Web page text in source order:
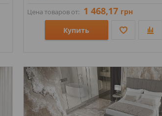
Цена товаров от: 1 468,17 грн
Купить
Стили: Под камень;
Цвета: